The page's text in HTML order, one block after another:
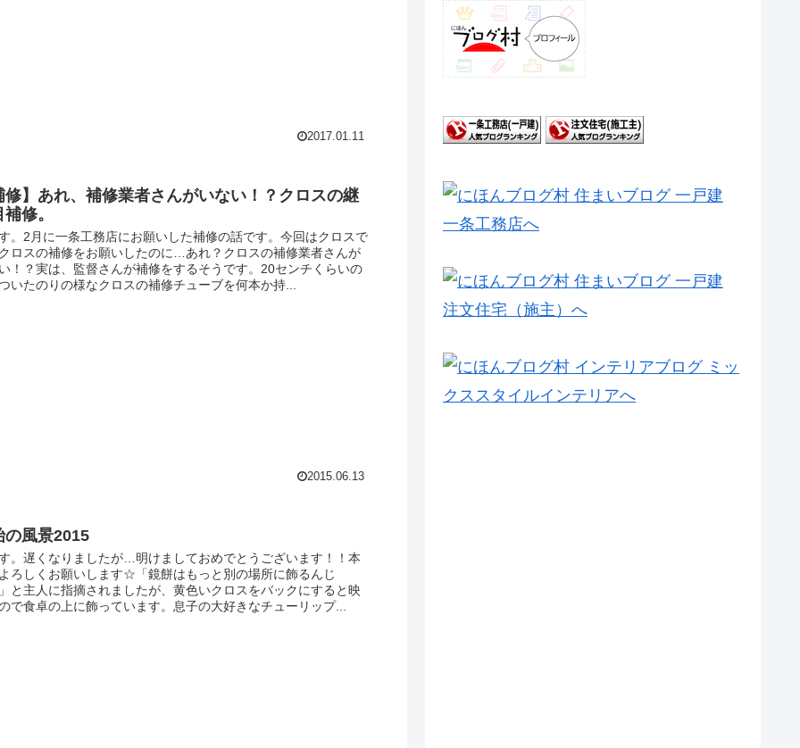
2017.01.11
修】あれ、補修業者さんがいない！？クロスの継
修。
。2月に一条工務店にお願いした補修の話です。今回はクロスで
ロスの補修をお願いしたのに…あれ？クロスの補修業者さんが
！？実は、監督さんが補修をするそうです。20センチくらいの
いたのりの様なクロスの補修チューブを何本か持...
2015.06.13
の風景2015
。遅くなりましたが…明けましておめでとうございます！！本
ろしくお願いします☆「鏡餅はもっと別の場所に飾るんじ
と主人に指摘されましたが、黄色いクロスをバックにすると映
で食卓の上に飾っています。息子の大好きなチューリップ...